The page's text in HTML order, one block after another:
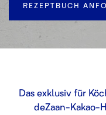
REZEPTBUCH
Das exklusiv für
deZaan-